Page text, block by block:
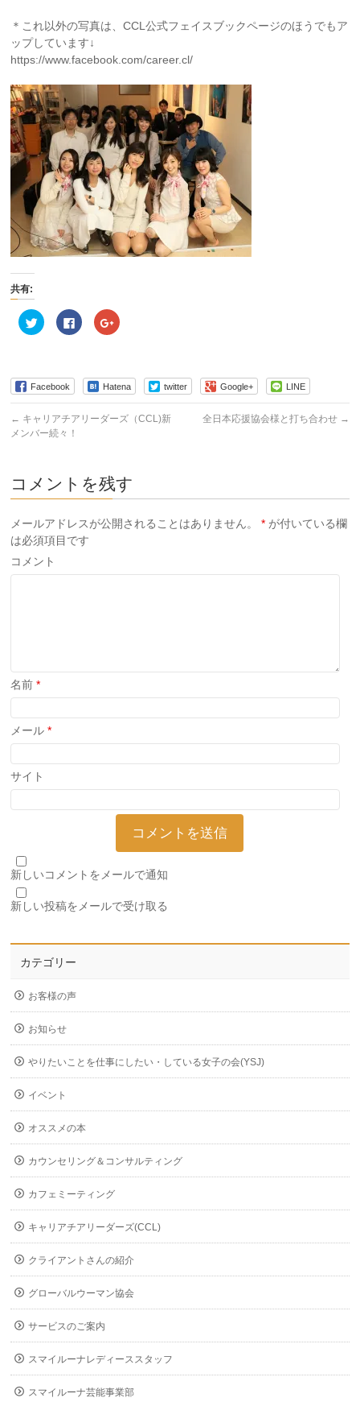
＊これ以外の写真は、CCL公式フェイスブックページのほうでもア
ップしています↓
https://www.facebook.com/career.cl/
共有:
ク
リ
Twitter
で
共
有
(新
し
い
ウ
で
開
ま
す)
Facebook
で
に
ク
リ
ッ
ク
い
(新
し
ウ
ィ
ン
ド
ク
リ
Google+
で
共
有
(新
し
ド
ウ
で
開
ま
す)
Facebook Hatena twitter Google+ LINE
← キャリアチアリーダーズ（CCL)新
メンバー続々！
全日本応援協会様と打ち合わせ →
コメントを残す
メールアドレスが公開されることはありません。 * が付いている欄
は必須項目です
コメント
名前*
メール*
サイト
新しいコメントをメールで通知
新しい投稿をメールで受け取る
カテゴリー
お客様の声
お知らせ
やりたいことを仕事にしたい・している女子の会(YSJ)
イベント
オススメの本
カウンセリング＆コンサルティング
カフェミーティング
キャリアチアリーダーズ(CCL)
クライアントさんの紹介
グローバルウーマン協会
サービスのご案内
スマイルーナレディーススタッフ
スマイルーナ芸能事業部